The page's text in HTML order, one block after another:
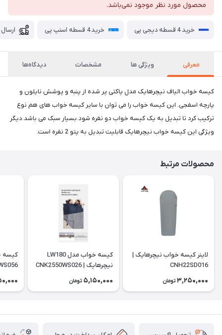
محصول مورد نظر موجود نمی‌باشد.
خرید 4 قسطه دیجی پی خرید 4 قسطه اسنپ پی
معرفی ویژگی ها مشخصات دیدگاه‌ها
کیسه خواب الیاف نیچرهایک مدل پاکتی پر شده از پنبه و پوشش نایلون و
پارچه اسفجی. این کیسه خواب را می توان با سایر کیسه خواب های هم نوع
ترکیب کرد تا تبدیل به یک کیسه خواب دو نفره شود.بسیار سبک می باشد.دیگر
ویژگی این کیسه خواب نیچرهایک قابلیت تبدیل به پتو 2 نفره است.
محصولات مرتبط
لاینر کیسه خواب نیچرهایک |
CNH22SD016
3,250,000 تومان
کیسه خواب مدل LW180
نیچرهایک | CNK2550WS026
5,150,000 تومان